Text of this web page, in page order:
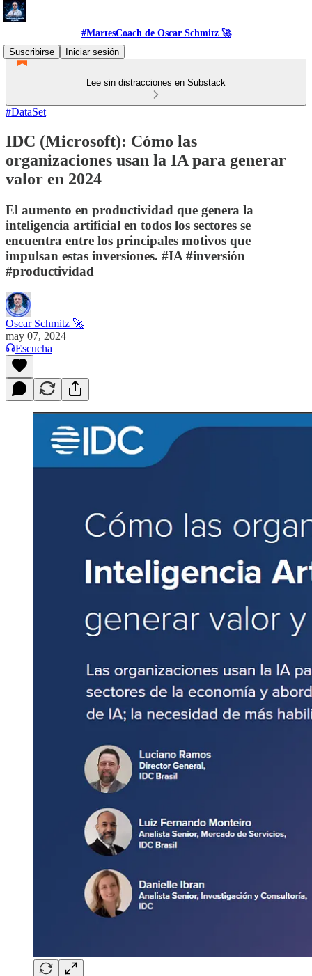
#MartesCoach de Oscar Schmitz 🚀
Suscribirse
Iniciar sesión
Lee sin distracciones en Substack
#DataSet
IDC (Microsoft): Cómo las
organizaciones usan la IA para generar
valor en 2024
El aumento en productividad que genera la
inteligencia artificial en todos los sectores se
encuentra entre los principales motivos que
impulsan estas inversiones. #IA #inversión
#productividad
Oscar Schmitz 🚀
may 07, 2024
Escucha